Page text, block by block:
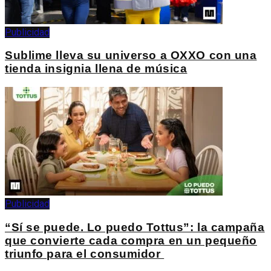
Publicidad
Sublime lleva su universo a OXXO con una
tienda insignia llena de música
Publicidad
“Sí se puede. Lo puedo Tottus”: la campaña
que convierte cada compra en un pequeño
triunfo para el consumidor